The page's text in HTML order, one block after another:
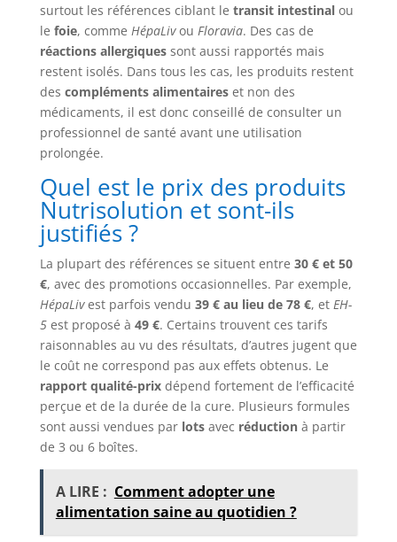
surtout les références ciblant le transit intestinalou
le foie, comme HépaLivou Floravia. Des cas de
réactions allergiquessont aussi rapportés mais
restent isolés. Dans tous les cas, les produits restent
des compléments alimentaireset non des
médicaments, il est donc conseillé de consulter un
professionnel de santé avant une utilisation
prolongée.
Quel est le prix des produits
Nutrisolution et sont-ils
justifiés ?
La plupart des références se situent entre 30 € et 50
€, avec des promotions occasionnelles. Par exemple,
HépaLivest parfois vendu 39 € au lieu de 78 €, et EH-
5est proposé à 49 €. Certains trouvent ces tarifs
raisonnables au vu des résultats, d’autres jugent que
le coût ne correspond pas aux effets obtenus. Le
rapport qualité-prixdépend fortement de l’efficacité
perçue et de la durée de la cure. Plusieurs formules
sont aussi vendues par lotsavec réductionà partir
de 3 ou 6 boîtes.
A LIRE : Comment adopter une
alimentation saine au quotidien ?